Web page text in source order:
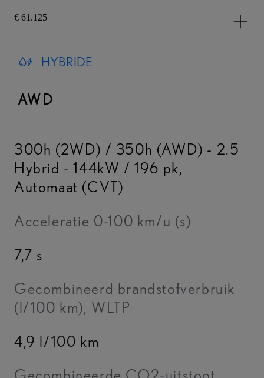
€ 61.125
HYBRIDE
AWD
300h (2WD) / 350h (AWD) - 2.5
Hybrid - 144kW / 196 pk,
Automaat (CVT)
Acceleratie 0-100 km/u (s)
7,7 s
Gecombineerd brandstofverbruik
(l/100 km), WLTP
4,9 l/100 km